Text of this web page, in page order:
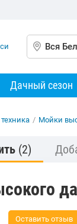
Вся
Дачный сезон
/ Мойки
(2)
Оставить отзыв